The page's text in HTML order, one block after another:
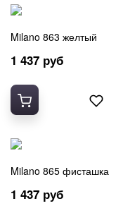
Milano 863 желтый
1 437 руб
Milano 865 фисташка
1 437 руб